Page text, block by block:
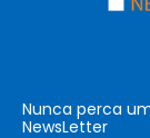
Nunca perca
NewsLetter